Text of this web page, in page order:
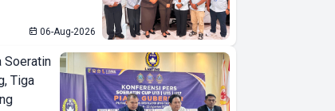
06-Aug-2026
Soeratin
Tiga